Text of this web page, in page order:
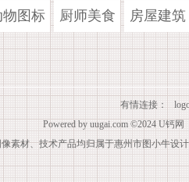
物图标 厨师美食 房屋建筑
有情连接：
Powered by uugai.com ©2024 U钙网
素材、技术产品均归属于惠州市图小牛设